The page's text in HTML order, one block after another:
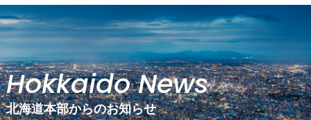
Hokkaido News
北海道本部からのお知らせ